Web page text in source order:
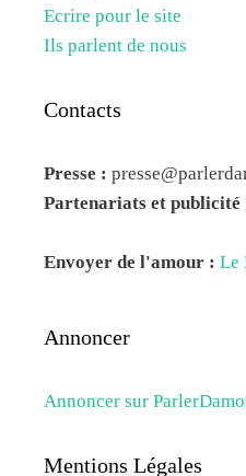
Ecrire pour le site
Ils parlent de nous
Contacts
Presse :
Partenariats et publicité
Envoyer de l'amour : Le
Annoncer
Annoncer sur
Mentions Légales